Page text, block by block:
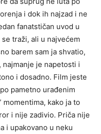
i dok ih najzad i ne
fanatstičan uvod u
traži, ali u najvećem
barem sam ja shvatio,
je napetosti i
i dosadno. Film jeste
pametno urađenim
momentima, kako ja to
i nije zadivio. Priča nije
i upakovano u neku